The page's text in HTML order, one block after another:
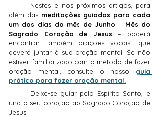
além das meditações guiadas para cada
um dos dias do mês de Junho – Mês do
Sagrado Coração de Jesus – poderá
encontrar também orações vocais, que
deverá juntar à sua oração mental. Se não
estiver familiarizado com o método de fazer
oração mental, consulte o nosso guia
prático para fazer oração mental.
una o seu coração ao Sagrado Coração de
Jesus.